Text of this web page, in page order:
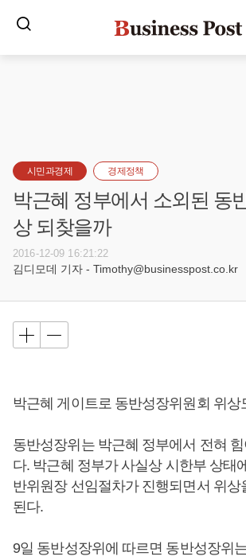
시민과경제 경제정책
박근혜 정부에서 소외된 동
상 되찾을까
2016-12-09 16:21:22
김디모데 기자 - Timothy@businesspost.co.kr
박근혜 게이트로 동반성장위원회 위상
동반성장위는 박근혜 정부에서 전혀
다. 박근혜 정부가 사실상 시한부 상태
반위원장 선임절차가 진행되면서 위상
된다.
9일 동반성장위에 따르면 동반성장위